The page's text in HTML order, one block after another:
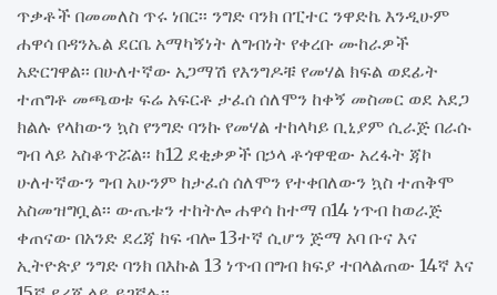
ጥቃቶች በመመለስ ጥሩ ነበር፡፡ ንግድ ባንክ በፒተር ንዋድኬ እንዲሁም
ሐዋሳ በዳንኤል ደርቤ አማካኝነት ለግብነት የቀረቡ ሙከራዎች
አድርገዋል፡፡ በሁለተኛው አጋማሽ የእንግዶቹ የመሃል ክፍል ወደፊት
ተጠግቶ መጫወቱ ፍሬ አፍርቶ ታፈሰ ሰለሞን ከቀኝ መስመር ወደ አደጋ
ክልሉ የላከውን ኳስ የንግድ ባንኩ የመሃል ተከላካይ ቢኒያም ሲራጅ በራሱ
ግብ ላይ አስቆጥሯል፡፡ ከ12 ደቂቃዎች በኃላ ቶጎዋዊው አረፋት ጃኮ
ሁለተኛውን ግብ አሁንም ከታፈሰ ሰለሞን የተቀበለውን ኳስ ተጠቅሞ
አስመዝግቧል፡፡ ውጤቱን ተከትሎ ሐዋሳ ከተማ በ14 ነጥብ ከወራጅ
ቀጠናው በአንድ ደረጃ ከፍ ብሎ 13ተኛ ሲሆን ጅማ አባ ቡና እና
ኢትዮጵያ ንግድ ባንክ በእኩል 13 ነጥብ በግብ ክፍያ ተበላልጠው 14ኛ እና